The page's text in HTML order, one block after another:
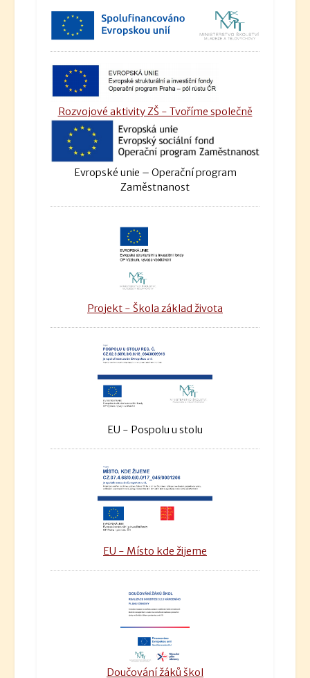
Rozvojové aktivity ZŠ - Tvoříme společně
Evropské unie – Operační program
Zaměstnanost
Projekt - Škola základ života
EU - Pospolu u stolu
EU - Místo kde žijeme
Doučování žáků škol